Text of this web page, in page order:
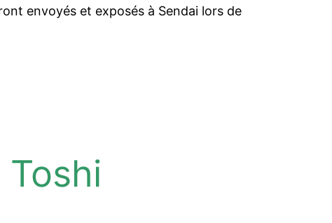
envoyés et exposés à Sendai lors de